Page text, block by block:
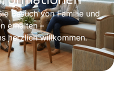
Besuch von Familie und
erhalten –
herzlich willkommen.